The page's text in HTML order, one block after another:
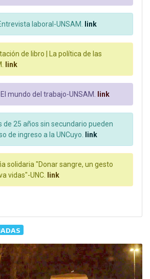
laboral-UNSAM. link
de libro | La política de las
link
mundo del trabajo-UNSAM. link
de 25 años sin secundario pueden
de ingreso a la UNCuyo. link
solidaria "Donar sangre, un gesto
vidas"-UNC. link